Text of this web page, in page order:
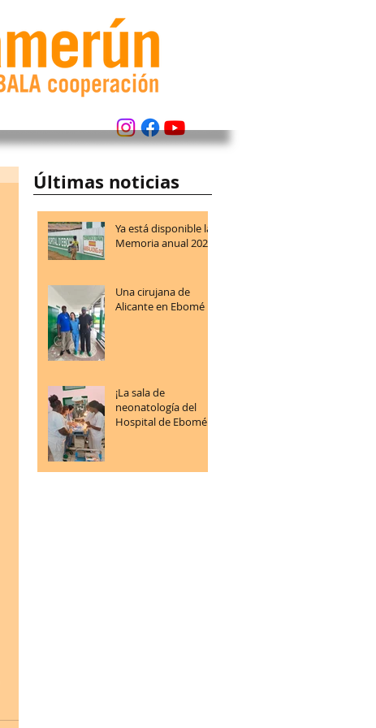
Últimas noticias
Ya está disponible la
Memoria anual 2025
Una cirujana de
Alicante en Ebomé
¡La sala de
neonatología del
Hospital de Ebomé